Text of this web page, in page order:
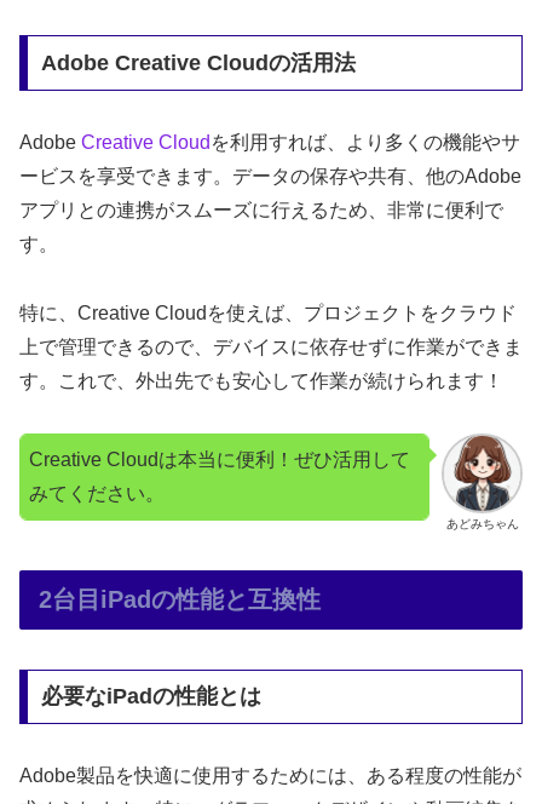
Adobe Creative Cloudの活用法
Adobe Creative Cloud を利用すれば、より多くの機能やサ
ービスを享受できます。データの保存や共有、他のAdobe
アプリとの連携がスムーズに行えるため、非常に便利で
す。
特に、Creative Cloudを使えば、プロジェクトをクラウド
上で管理できるので、デバイスに依存せずに作業ができま
す。これで、外出先でも安心して作業が続けられます！
あどみちゃん
Creative Cloudは本当に便利！ぜひ活用して
みてください。
2台目iPadの性能と互換性
必要なiPadの性能とは
Adobe製品を快適に使用するためには、ある程度の性能が